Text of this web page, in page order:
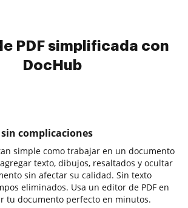
PDF simplificada con
DocHub
sin complicaciones
simple como trabajar en un documento
texto, dibujos, resaltados y ocultar
sin afectar su calidad. Sin texto
eliminados. Usa un editor de PDF en
tu documento perfecto en minutos.